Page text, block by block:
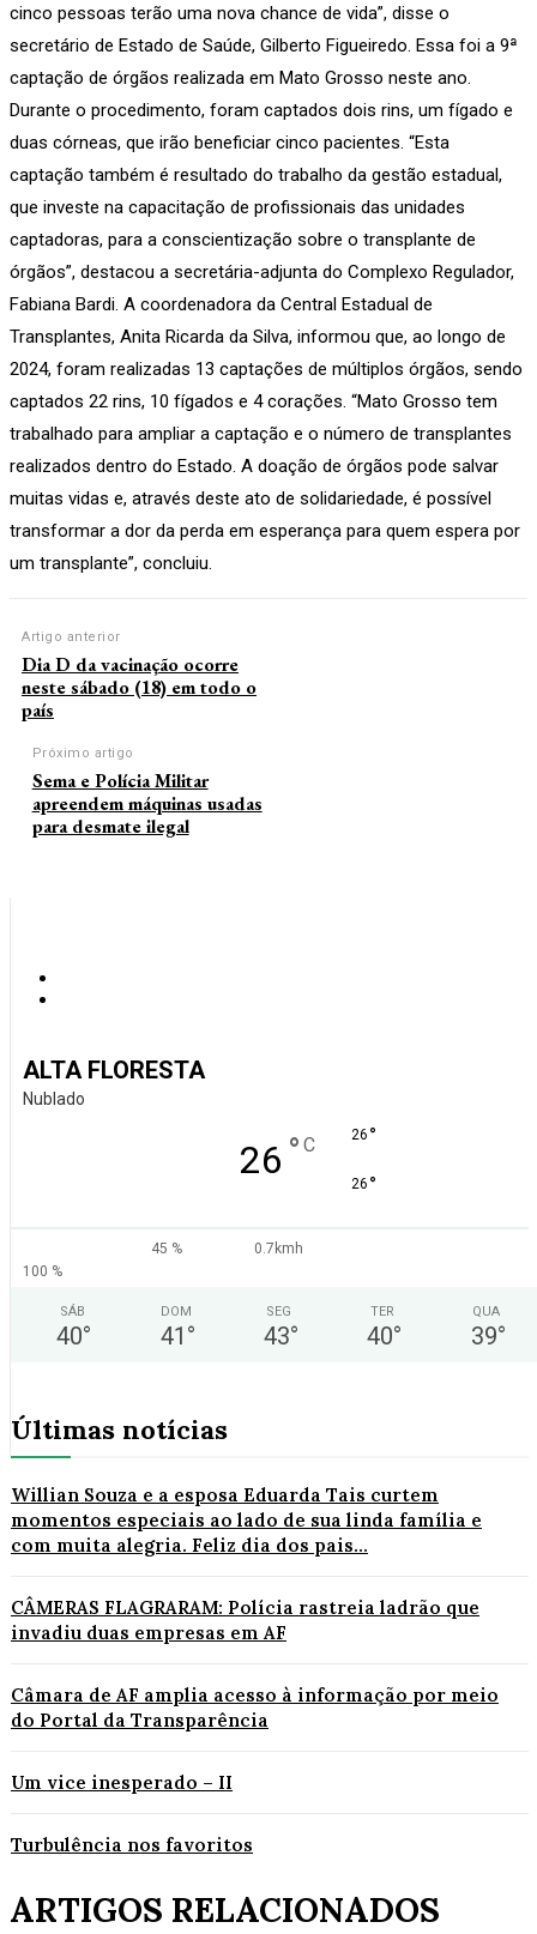
cinco pessoas terão uma nova chance de vida”, disse o
secretário de Estado de Saúde, Gilberto Figueiredo. Essa foi a 9ª
captação de órgãos realizada em Mato Grosso neste ano.
Durante o procedimento, foram captados dois rins, um fígado e
duas córneas, que irão beneficiar cinco pacientes. “Esta
captação também é resultado do trabalho da gestão estadual,
que investe na capacitação de profissionais das unidades
captadoras, para a conscientização sobre o transplante de
órgãos”, destacou a secretária-adjunta do Complexo Regulador,
Fabiana Bardi. A coordenadora da Central Estadual de
Transplantes, Anita Ricarda da Silva, informou que, ao longo de
2024, foram realizadas 13 captações de múltiplos órgãos, sendo
captados 22 rins, 10 fígados e 4 corações. “Mato Grosso tem
trabalhado para ampliar a captação e o número de transplantes
realizados dentro do Estado. A doação de órgãos pode salvar
muitas vidas e, através deste ato de solidariedade, é possível
transformar a dor da perda em esperança para quem espera por
um transplante”, concluiu.
Artigo anterior
Dia D da vacinação ocorre
neste sábado (18) em todo o
país
Próximo artigo
Sema e Polícia Militar
apreendem máquinas usadas
para desmate ilegal
ALTA FLORESTA
Nublado
26 ° C 26 °
26 °
45 %
0.7kmh
100 %
SÁB
40°
DOM
41 °
SEG
43°
TER
40°
QUA
39°
Últimas notícias
Willian Souza e a esposa Eduarda Tais curtem
momentos especiais ao lado de sua linda família e
com muita alegria. Feliz dia dos pais...
CÂMERAS FLAGRARAM: Polícia rastreia ladrão que
invadiu duas empresas em AF
Câmara de AF amplia acesso à informação por meio
do Portal da Transparência
Um vice inesperado – II
Turbulência nos favoritos
ARTIGOS RELACIONADOS